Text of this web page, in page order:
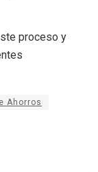
proceso y
Ahorros